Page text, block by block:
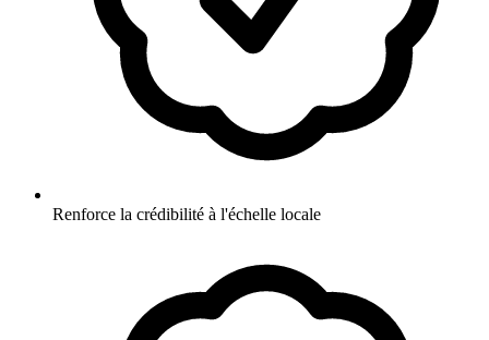
Renforce la crédibilité à l'échelle locale